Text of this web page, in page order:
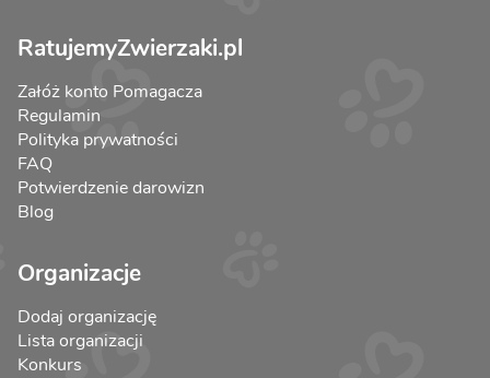
RatujemyZwierzaki.pl
Załóż konto Pomagacza
Regulamin
Polityka prywatności
FAQ
Potwierdzenie darowizn
Blog
Organizacje
Dodaj organizację
Lista organizacji
Konkurs